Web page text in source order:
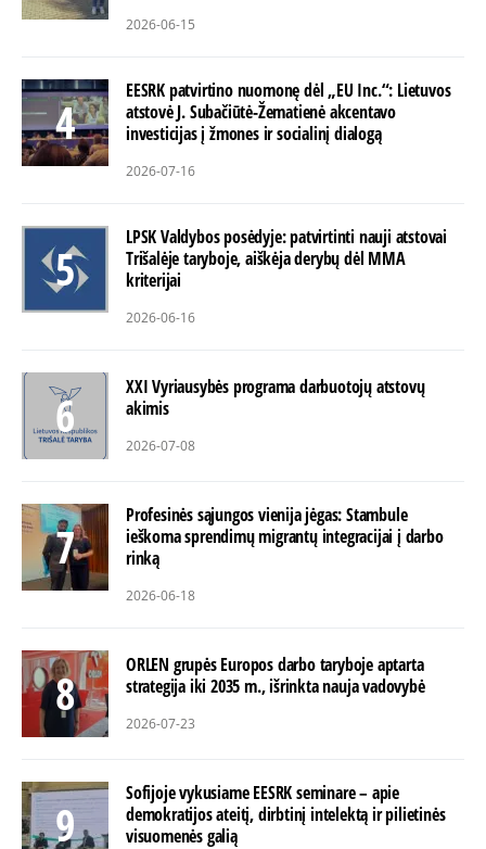
2026-06-15
EESRK patvirtino nuomonę dėl „EU Inc.“: Lietuvos
atstovė J. Subačiūtė-Žematienė akcentavo
investicijas į žmones ir socialinį dialogą
2026-07-16
LPSK Valdybos posėdyje: patvirtinti nauji atstovai
Trišalėje taryboje, aiškėja derybų dėl MMA
kriterijai
2026-06-16
XXI Vyriausybės programa darbuotojų atstovų
akimis
2026-07-08
Profesinės sąjungos vienija jėgas: Stambule
ieškoma sprendimų migrantų integracijai į darbo
rinką
2026-06-18
ORLEN grupės Europos darbo taryboje aptarta
strategija iki 2035 m., išrinkta nauja vadovybė
2026-07-23
Sofijoje vykusiame EESRK seminare – apie
demokratijos ateitį, dirbtinį intelektą ir pilietinės
visuomenės galią